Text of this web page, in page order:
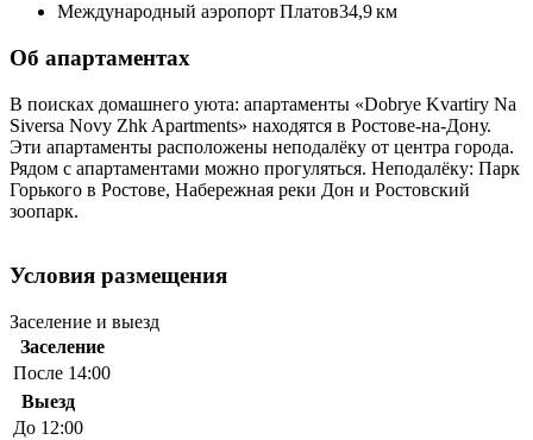
Международный аэропорт Платов34,9 км
Об апартаментах
В поисках домашнего уюта: апартаменты «Dobrye Kvartiry Na
Siversa Novy Zhk Apartments» находятся в Ростове-на-Дону.
Эти апартаменты расположены неподалёку от центра города.
Рядом с апартаментами можно прогуляться. Неподалёку: Парк
Горького в Ростове, Набережная реки Дон и Ростовский
зоопарк.
Условия размещения
Заселение и выезд
Заселение
После 14:00
Выезд
До 12:00